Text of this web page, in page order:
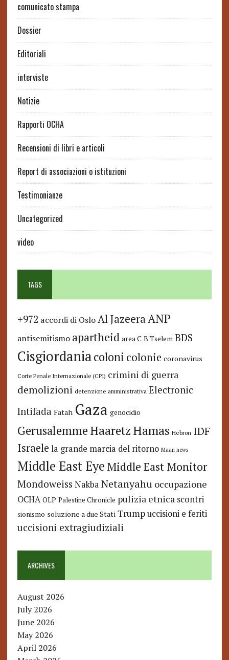
comunicato stampa
Dossier
Editoriali
interviste
Notizie
Rapporti OCHA
Recensioni di libri e articoli
Report di associazioni o istituzioni
Testimonianze
Uncategorized
video
TAGS
+972 accordi di Oslo Al JazeeraANP
antisemitismo apartheid area C B'Tselem BDS
Cisgiordaniacoloni colonie coronavirus
Corte Penale Internazionale (CPI) crimini di guerra
demolizioni detenzione amministrativa Electronic
Intifada Fatah Gaza genocidio
GerusalemmeHaaretzHamas Hebron IDF
Israele la grande marcia del ritorno Maan news
Middle East Eye Middle East Monitor
Mondoweiss Nakba Netanyahu occupazione
OCHA OLP Palestine Chronicle pulizia etnica scontri
sionismo soluzione a due Stati Trump uccisioni e feriti
uccisioni extragiudiziali
ARCHIVES
August 2026
July 2026
June 2026
May 2026
April 2026